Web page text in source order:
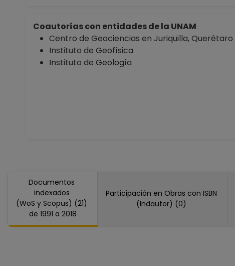
Coautorías con entidades de la UNAM
Centro de Geociencias en Juriquilla, Querétaro
Instituto de Geofísica
Instituto de Geología
Documentos
indexados
(WoS y Scopus) (21)
de 1991 a 2018
Participación en Obras con ISBN
(Indautor) (0)